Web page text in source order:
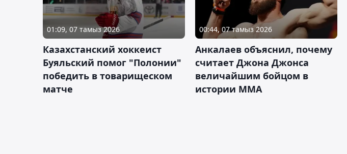
01:09, 07 тамыз 2026
Казахстанский хоккеист
Буяльский помог "Полонии"
победить в товарищеском
матче
00:44, 07 тамыз 2026
Анкалаев объяснил, почему
считает Джона Джонса
величайшим бойцом в
истории ММА